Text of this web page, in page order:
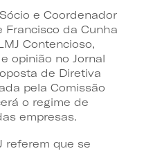
e Coordenador
Francisco da Cunha
Contencioso,
opinião no Jornal
de Diretiva
pela Comissão
o regime de
empresas.
referem que se